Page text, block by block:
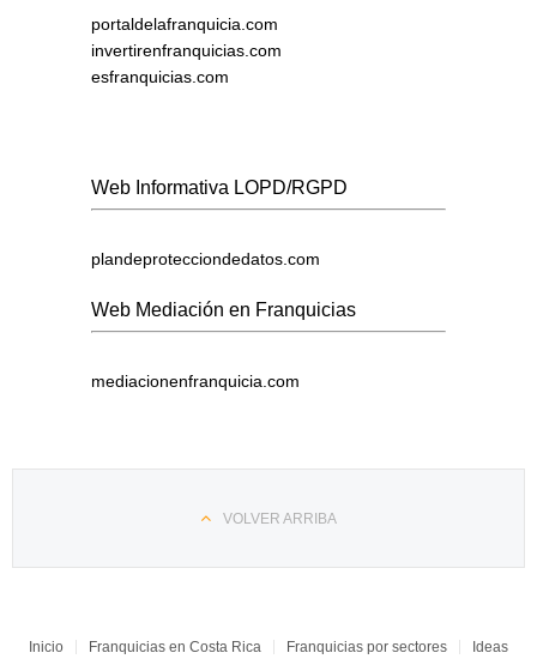
portaldelafranquicia.com
invertirenfranquicias.com
esfranquicias.com
Web Informativa LOPD/RGPD
plandeprotecciondedatos.com
Web Mediación en Franquicias
mediacionenfranquicia.com
VOLVER ARRIBA
Inicio Franquicias en Costa Rica Franquicias por sectores Ideas